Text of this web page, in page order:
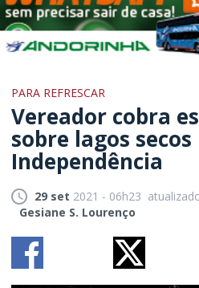
PARA REFRESCAR
Vereador cobra
sobre lagos
Independência
29 set 2021 - 06h23
Gesiane S. Lourenço